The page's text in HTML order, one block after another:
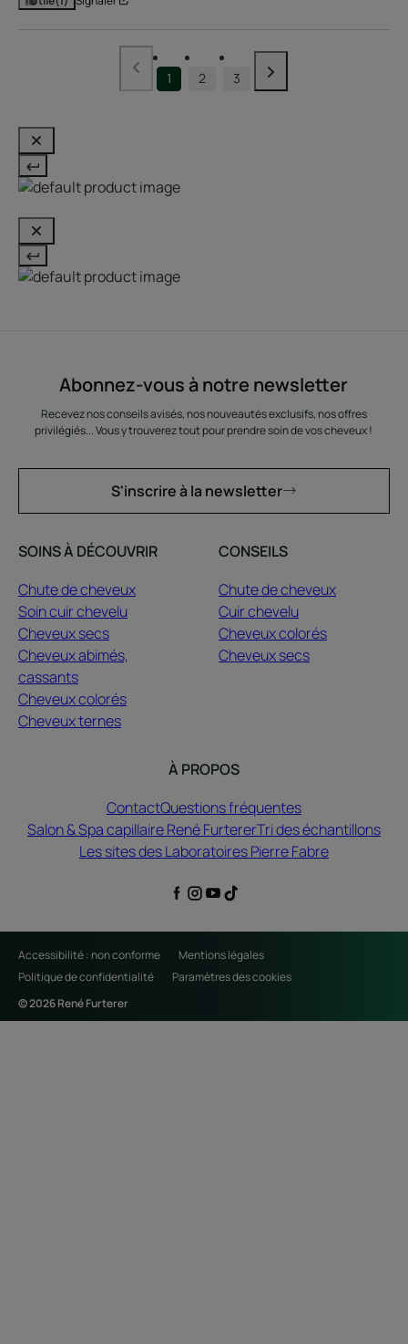
1 2 3
Abonnez-vous à notre newsletter
Recevez nos conseils avisés, nos nouveautés exclusifs, nos offres
privilégiés... Vous y trouverez tout pour prendre soin de vos cheveux !
S'inscrire à la newsletter
SOINS À DÉCOUVRIR
Chute de cheveux
Soin cuir chevelu
Cheveux secs
Cheveux abimés,
cassants
Cheveux colorés
Cheveux ternes
CONSEILS
Chute de cheveux
Cuir chevelu
Cheveux colorés
Cheveux secs
À PROPOS
ContactQuestions fréquentes
Salon & Spa capillaire René FurtererTri des échantillons
Les sites des Laboratoires Pierre Fabre
Accessibilité : non conforme
Mentions légales
Politique de confidentialité
Paramètres des cookies
© 2026 René Furterer